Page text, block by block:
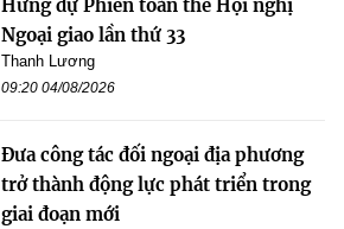
Hưng dự Phiên toàn thể Hội nghị
Ngoại giao lần thứ 33
Thanh Lương
09:20 04/08/2026
Đưa công tác đối ngoại địa phương
trở thành động lực phát triển trong
giai đoạn mới